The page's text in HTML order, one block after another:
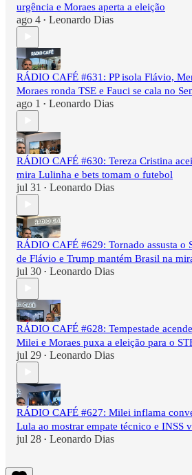
urgência e Moraes aperta a eleição
ago 4 • Leonardo Dias
RÁDIO CAFÉ #631: PP isola Flávio,
Moraes ronda TSE e Fauci se cala no
ago 1 • Leonardo Dias
RÁDIO CAFÉ #630: Tereza Cristina
mira Lulinha e bets tomam o futebol
jul 31 • Leonardo Dias
RÁDIO CAFÉ #629: Tornado assusta o
de Flávio e Trump mantém Brasil na
jul 30 • Leonardo Dias
RÁDIO CAFÉ #628: Tempestade
Milei e Moraes puxa a eleição para o
jul 29 • Leonardo Dias
RÁDIO CAFÉ #627: Milei inflama
Lula ao mostrar empate técnico e INSS
jul 28 • Leonardo Dias